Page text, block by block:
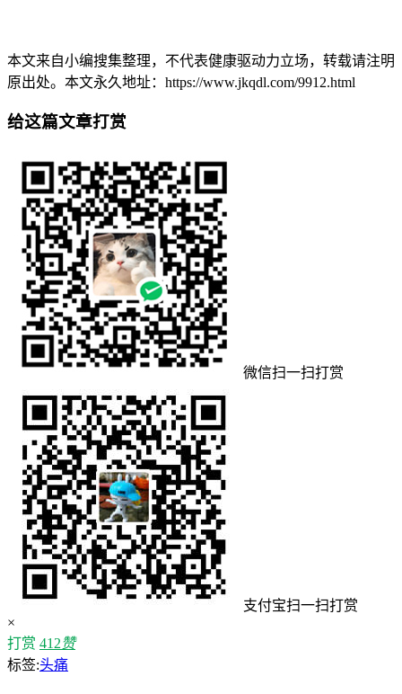
本文来自小编搜集整理，不代表健康驱动力立场，转载请注明
原出处。本文永久地址：https://www.jkqdl.com/9912.html
给这篇文章打赏
微信扫一扫打赏
支付宝扫一扫打赏
×
打赏 412赞
标签:头痛